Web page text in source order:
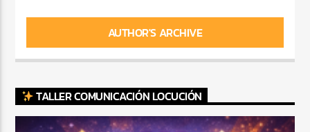
AUTHOR'S ARCHIVE
TALLER COMUNICACIÓN LOCUCIÓN